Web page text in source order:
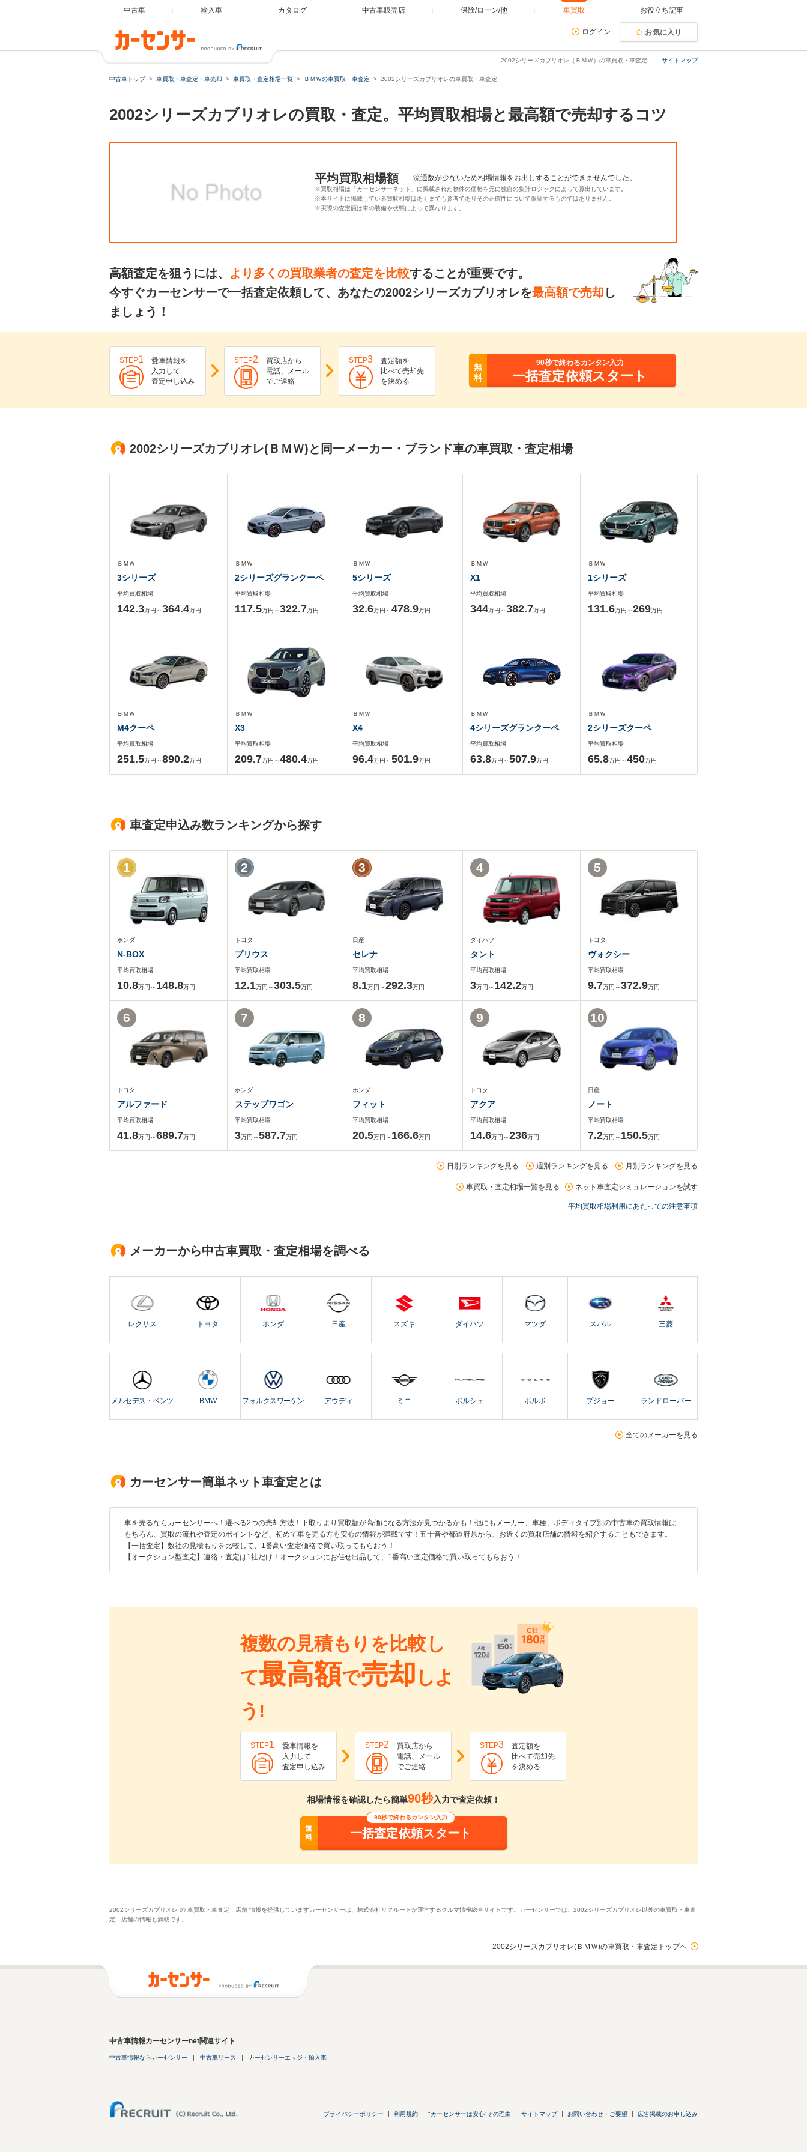
中古車 輸入車 カタログ 中古車販売店 保険/ローン/他 車買取 お役立ち記事
ログイン お気に入り
サイトマップ
2002シリーズカブリオレ（ＢＭＷ）の車買取・車査定
中古車トップ 車買取・車査定・車売却 車買取・査定相場一覧 ＢＭＷの車買取・車査定 2002シリーズカブリオレの車買取・車査定
2002シリーズカブリオレの買取・査定。平均買取相場と最高額で売却するコツ
平均買取相場額 流通数が少ないため相場情報をお出しすることができませんでした。
※買取相場は「カーセンサーネット」に掲載された物件の価格を元に独自の集計ロジックによって算出しています。
※本サイトに掲載している買取相場はあくまでも参考でありその正確性について保証するものではありません。
※実際の査定額は車の装備や状態によって異なります。
高額査定を狙うには、 より多くの買取業者の査定を比較することが重要です。
今すぐカーセンサーで一括査定依頼して、あなたの2002シリーズカブリオレを最高額で売却 し
ましょう！
STEP1
愛車情報を
入力して
査定申し込み
STEP2
買取店から
電話、メール
でご連絡
STEP3
査定額を
比べて売却先
を決める
無
料
90秒で終わるカンタン入力
一括査定依頼スタート
2002シリーズカブリオレ(ＢＭＷ)と同一メーカー・ブランド車の車買取・査定相場
ＢＭＷ
3シリーズ
平均買取相場
142.3万円～364.4万円
ＢＭＷ
2シリーズグランクーペ
平均買取相場
117.5万円～322.7万円
ＢＭＷ
5シリーズ
平均買取相場
32.6万円～478.9万円
ＢＭＷ
X1
平均買取相場
344万円～382.7万円
ＢＭＷ
1シリーズ
平均買取相場
131.6万円～269万円
ＢＭＷ
M4クーペ
平均買取相場
251.5万円～890.2万円
ＢＭＷ
X3
平均買取相場
209.7万円～480.4万円
ＢＭＷ
X4
平均買取相場
96.4万円～501.9万円
ＢＭＷ
4シリーズグランクーペ
平均買取相場
63.8万円～507.9万円
ＢＭＷ
2シリーズクーペ
平均買取相場
65.8万円～450万円
車査定申込み数ランキングから探す
ホンダ
N-BOX
平均買取相場
10.8万円～ 148.8万円
1
トヨタ
プリウス
平均買取相場
12.1万円～303.5万円
2
日産
セレナ
平均買取相場
8.1万円～292.3万円
3
ダイハツ
タント
平均買取相場
3万円～ 142.2万円
4
トヨタ
ヴォクシー
平均買取相場
9.7万円～372.9万円
5
トヨタ
アルファード
平均買取相場
41.8万円～689.7万円
6
ホンダ
ステップワゴン
平均買取相場
3万円～587.7万円
7
ホンダ
フィット
平均買取相場
20.5万円～ 166.6万円
8
トヨタ
アクア
平均買取相場
14.6万円～236万円
9
日産
ノート
平均買取相場
7.2万円～ 150.5万円
10
日別ランキングを見る 週別ランキングを見る 月別ランキングを見る
車買取・査定相場一覧を見る ネット車査定シミュレーションを試す
平均買取相場利用にあたっての注意事項
メーカーから中古車買取・査定相場を調べる
レクサス トヨタ ホンダ 日産 スズキ ダイハツ マツダ スバル 三菱
メルセデス・ベンツ BMW フォルクスワーゲン アウディ ミニ ポルシェ ボルボ プジョー ランドローバー
全てのメーカーを見る
カーセンサー簡単ネット車査定とは
車を売るならカーセンサーへ！選べる2つの売却方法！下取りより買取額が高価になる方法が見つかるかも！他にもメーカー、車種、ボディタイプ別の中古車の買取情報は
もちろん、買取の流れや査定のポイントなど、初めて車を売る方も安心の情報が満載です！五十音や都道府県から、お近くの買取店舗の情報を紹介することもできます。
【一括査定】数社の見積もりを比較して、1番高い査定価格で買い取ってもらおう！
【オークション型査定】連絡・査定は1社だけ！オークションにお任せ出品して、1番高い査定価格で買い取ってもらおう！
複数の見積もりを比較し
て最高額で売却 しよ
う!
STEP1
愛車情報を
入力して
査定申し込み
STEP2
買取店から
電話、メール
でご連絡
STEP3
査定額を
比べて売却先
を決める
相場情報を確認したら簡単90秒入力で査定依頼！
無
料
90秒で終わるカンタン入力
一括査定依頼スタート
2002シリーズカブリオレ の 車買取・車査定 店舗 情報を提供していますカーセンサーは、株式会社リクルートが運営するクルマ情報総合サイトです。カーセンサーでは、2002シリーズカブリオレ以外の車買取・車査
定 店舗の情報も満載です。
2002シリーズカブリオレ(ＢＭＷ)の車買取・車査定トップへ
中古車情報カーセンサーnet関連サイト
中古車情報ならカーセンサー 中古車リース カーセンサーエッジ・輸入車
プライバシーポリシー 利用規約 "カーセンサーは安心"その理由 サイトマップ お問い合わせ・ご要望 広告掲載のお申し込み